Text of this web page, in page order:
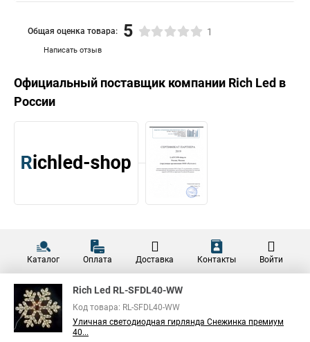
Написать отзыв
Общая оценка товара: 5 1
Официальный поставщик компании Rich Led в
России
Каталог Оплата Доставка Контакты Войти
Rich Led RL-SFDL40-WW
Код товара: RL-SFDL40-WW
Уличная светодиодная гирлянда Снежинка премиум
40...